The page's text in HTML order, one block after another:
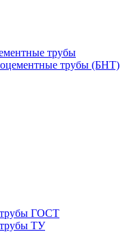
трубы
трубы (БНТ)
трубы ГОСТ
ТУ